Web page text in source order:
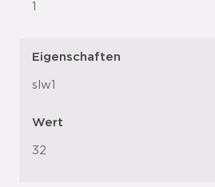
1
Eigenschaften
slw1
Wert
32